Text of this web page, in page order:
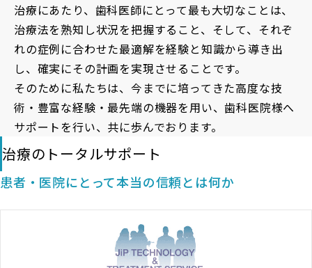
治療にあたり、歯科医師にとって最も大切なことは、
治療法を熟知し状況を把握すること、そして、それぞ
れの症例に合わせた最適解を経験と知識から導き出
し、確実にその計画を実現させることです。
そのために私たちは、今までに培ってきた高度な技
術・豊富な経験・最先端の機器を用い、歯科医院様へ
サポートを行い、共に歩んでおります。
治療のトータルサポート
患者・医院にとって本当の信頼とは何か